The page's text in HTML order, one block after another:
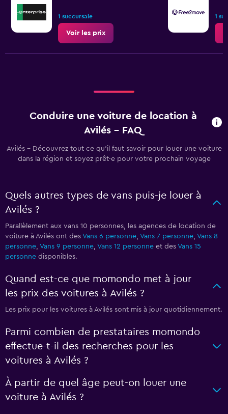
1 succursale
Voir les prix
1
Conduire une voiture de location à
Avilés - FAQ
Avilés - Découvrez tout ce qu’il faut savoir pour louer une voiture
dans la région et soyez prêt·e pour votre prochain voyage
Quels autres types de vans puis-je louer à
Avilés ?
Parallèlement aux vans 10 personnes, les agences de location de
voiture à Avilés ont des Vans 6 personne, Vans 7 personne, Vans 8
personne, Vans 9 personne, Vans 12 personne et des Vans 15
personne disponibles.
Quand est-ce que momondo met à jour
les prix des voitures à Avilés ?
Les prix pour les voitures à Avilés sont mis à jour quotidiennement.
Parmi combien de prestataires momondo
effectue-t-il des recherches pour les
voitures à Avilés ?
À partir de quel âge peut-on louer une
voiture à Avilés ?